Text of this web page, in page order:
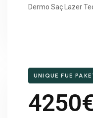
Dermo Saç Lazer
UNIQUE FUE